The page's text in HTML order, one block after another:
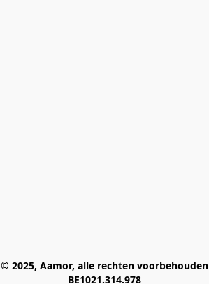
© 2025, Aamor, alle rechten voorbehouden
BE1021.314.978